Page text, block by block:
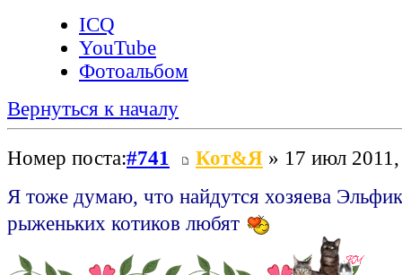
ICQ
YouTube
Фотоальбом
Вернуться к началу
Номер поста:#741 Кот&Я » 17 июл
Я тоже думаю, что найдутся хозяева
рыженьких котиков любят